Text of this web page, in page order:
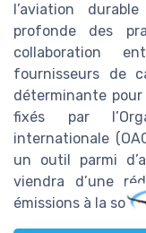
l’aviation
profonde des
collaboration
fournisseurs de
déterminante
fixés par
internationale
un outil parmi
viendra d’une
émissions à la